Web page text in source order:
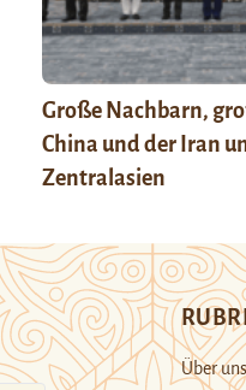
Große Nachbarn,
China und der Iran
Zentralasien
Über uns